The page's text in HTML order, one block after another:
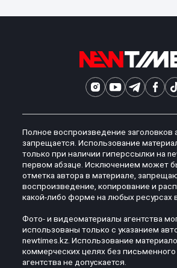
Полное воспроизведение заголовков
запрещается. Использование
только при наличии гиперссылки на
первом абзаце. Исключением может
отметка автора в материале,
воспроизведение, копирование и
какой-либо форме на любых ресурсах
Фото- и видеоматериалы агентства
использованы только с указанием
newtimes.kz. Использование
коммерческих целях без
агентства не допускается.